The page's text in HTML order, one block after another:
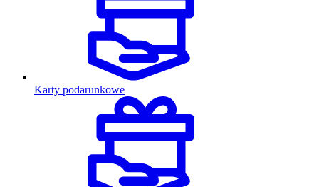
Karty podarunkowe